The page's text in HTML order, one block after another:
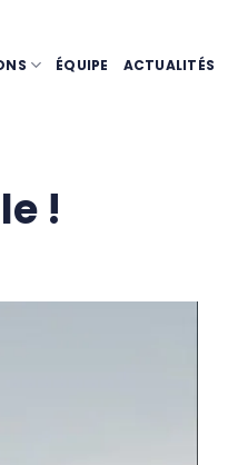
ÉQUIPE ACTUALITÉS
!